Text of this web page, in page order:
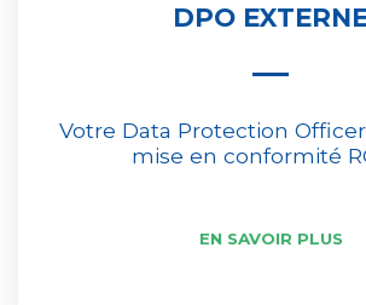
DPO
Votre Data Protection
mise en conformité
EN SAVOIR PLUS